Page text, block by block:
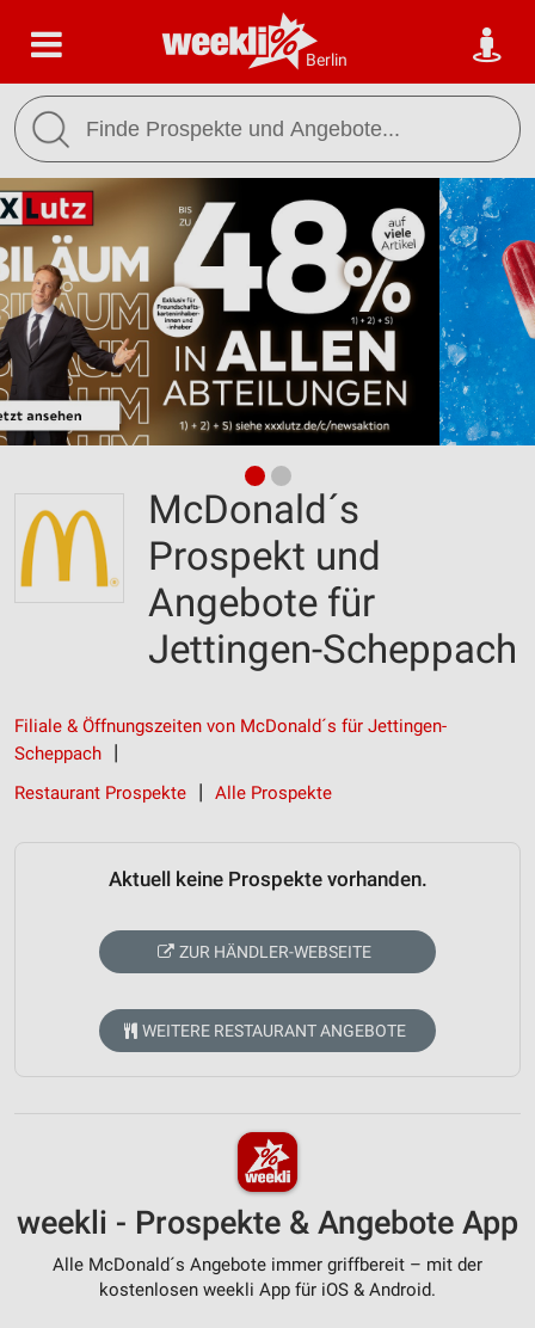
Berlin
McDonald´s
Prospekt und
Angebote für
Jettingen-Scheppach
Filiale & Öffnungszeiten von McDonald´s für Jettingen-
Scheppach
Restaurant Prospekte
Alle Prospekte
Aktuell keine Prospekte vorhanden.
ZUR HÄNDLER-WEBSEITE
WEITERE RESTAURANT ANGEBOTE
weekli - Prospekte & Angebote App
Alle McDonald´s Angebote immer griffbereit – mit der
kostenlosen weekli App für iOS & Android.